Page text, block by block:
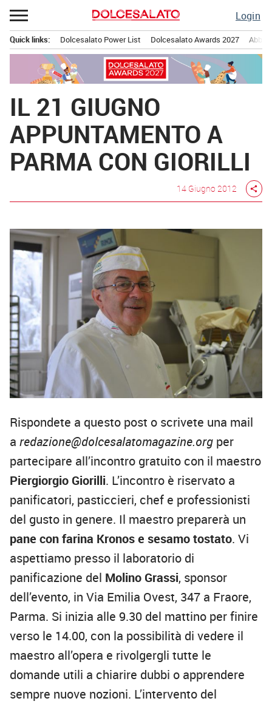
Passa
al
contenuto
Login
principale
Quick links: Dolcesalato Power List Dolcesalato Awards 2027
IL 21 GIUGNO
APPUNTAMENTO A
PARMA CON GIORILLI
14 Giugno 2012 share
Rispondete a questo post o scrivete una mail
a redazione@dolcesalatomagazine.org per
partecipare all’incontro gratuito con il maestro
Piergiorgio Giorilli. L’incontro è riservato a
panificatori, pasticcieri, chef e professionisti
del gusto in genere. Il maestro preparerà un
pane con farina Kronos e sesamo tostato. Vi
aspettiamo presso il laboratorio di
panificazione del Molino Grassi, sponsor
dell’evento, in Via Emilia Ovest, 347 a Fraore,
Parma. Si inizia alle 9.30 del mattino per finire
verso le 14.00, con la possibilità di vedere il
maestro all’opera e rivolgergli tutte le
domande utili a chiarire dubbi o apprendere
sempre nuove nozioni. L’intervento del